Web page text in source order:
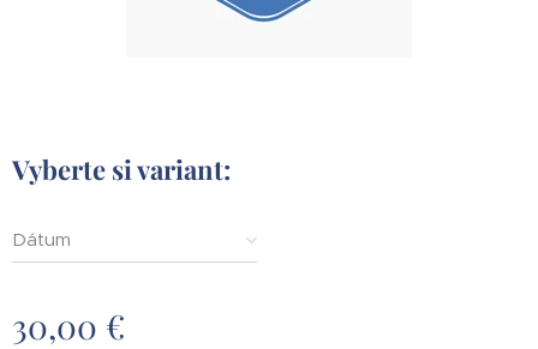
Vyberte si variant:
Dátum
30,00 €